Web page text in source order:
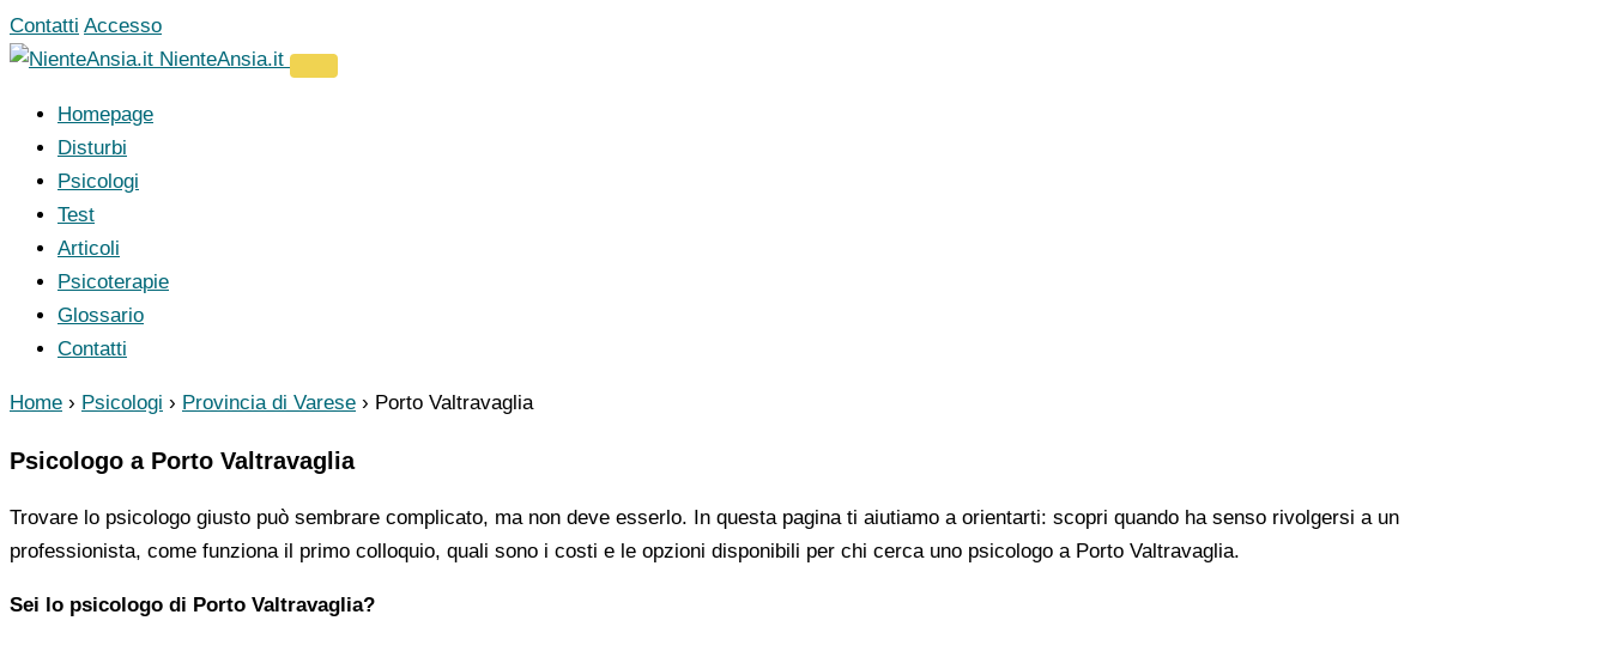
Vai
al
Contatti Accesso
NienteAnsia.it
Homepage
Disturbi
Psicologi
Test
Articoli
Psicoterapie
Glossario
Contatti
Home › Psicologi › Provincia di Varese › Porto Valtravaglia
Psicologo a Porto Valtravaglia
Trovare lo psicologo giusto può sembrare complicato, ma non deve esserlo. In questa pagina ti aiutiamo a orientarti: scopri quando ha senso rivolgersi a un
professionista, come funziona il primo colloquio, quali sono i costi e le opzioni disponibili per chi cerca uno psicologo a Porto Valtravaglia.
Sei lo psicologo di Porto Valtravaglia?